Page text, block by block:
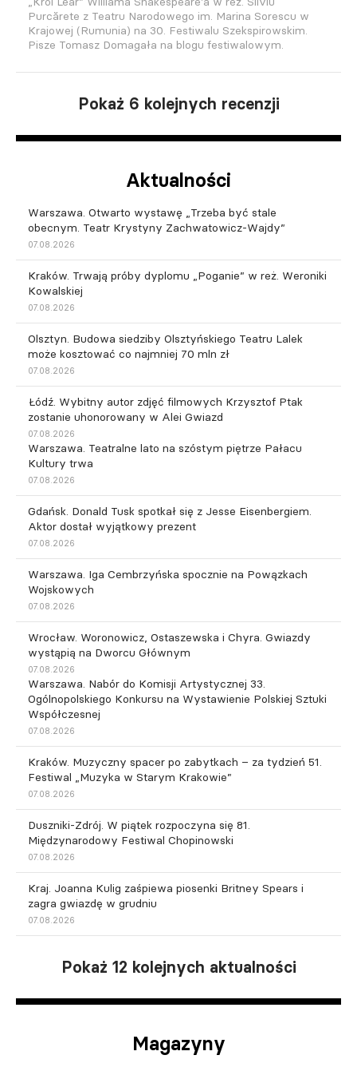
Purcărete z Teatru Narodowego im. Marina Sorescu w
Krajowej (Rumunia) na 30. Festiwalu Szekspirowskim.
Pisze Tomasz Domagała na blogu festiwalowym.
Pokaż 6 kolejnych recenzji
Aktualności
Warszawa. Otwarto wystawę „Trzeba być stale
obecnym. Teatr Krystyny Zachwatowicz-Wajdy”
07.08.2026
Kraków. Trwają próby dyplomu „Poganie” w reż. Weroniki
Kowalskiej
07.08.2026
Olsztyn. Budowa siedziby Olsztyńskiego Teatru Lalek
może kosztować co najmniej 70 mln zł
07.08.2026
Łódź. Wybitny autor zdjęć filmowych Krzysztof Ptak
zostanie uhonorowany w Alei Gwiazd
07.08.2026
Warszawa. Teatralne lato na szóstym piętrze Pałacu
Kultury trwa
07.08.2026
Gdańsk. Donald Tusk spotkał się z Jesse Eisenbergiem.
Aktor dostał wyjątkowy prezent
07.08.2026
Warszawa. Iga Cembrzyńska spocznie na Powązkach
Wojskowych
07.08.2026
Wrocław. Woronowicz, Ostaszewska i Chyra. Gwiazdy
wystąpią na Dworcu Głównym
07.08.2026
Warszawa. Nabór do Komisji Artystycznej 33.
Ogólnopolskiego Konkursu na Wystawienie Polskiej Sztuki
Współczesnej
07.08.2026
Kraków. Muzyczny spacer po zabytkach – za tydzień 51.
Festiwal „Muzyka w Starym Krakowie”
07.08.2026
Duszniki-Zdrój. W piątek rozpoczyna się 81.
Międzynarodowy Festiwal Chopinowski
07.08.2026
Kraj. Joanna Kulig zaśpiewa piosenki Britney Spears i
zagra gwiazdę w grudniu
07.08.2026
Pokaż 12 kolejnych aktualności
Magazyny